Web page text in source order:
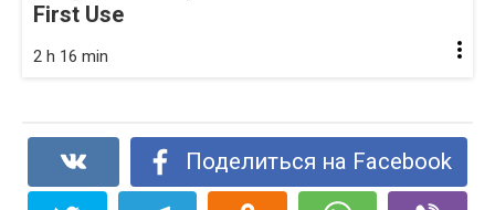
First Use
2 h 16 min
Поделиться на Facebook